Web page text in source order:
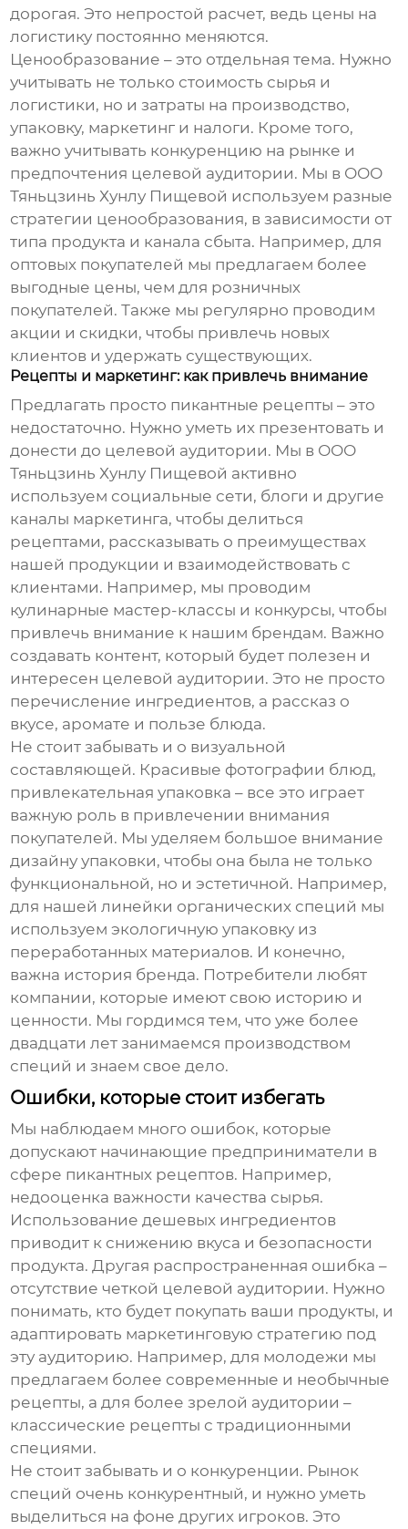
дорогая. Это непростой расчет, ведь цены на
логистику постоянно меняются.
Ценообразование – это отдельная тема. Нужно
учитывать не только стоимость сырья и
логистики, но и затраты на производство,
упаковку, маркетинг и налоги. Кроме того,
важно учитывать конкуренцию на рынке и
предпочтения целевой аудитории. Мы в ООО
Тяньцзинь Хунлу Пищевой используем разные
стратегии ценообразования, в зависимости от
типа продукта и канала сбыта. Например, для
оптовых покупателей мы предлагаем более
выгодные цены, чем для розничных
покупателей. Также мы регулярно проводим
акции и скидки, чтобы привлечь новых
клиентов и удержать существующих.
Рецепты и маркетинг: как привлечь внимание
Предлагать просто пикантные рецепты – это
недостаточно. Нужно уметь их презентовать и
донести до целевой аудитории. Мы в ООО
Тяньцзинь Хунлу Пищевой активно
используем социальные сети, блоги и другие
каналы маркетинга, чтобы делиться
рецептами, рассказывать о преимуществах
нашей продукции и взаимодействовать с
клиентами. Например, мы проводим
кулинарные мастер-классы и конкурсы, чтобы
привлечь внимание к нашим брендам. Важно
создавать контент, который будет полезен и
интересен целевой аудитории. Это не просто
перечисление ингредиентов, а рассказ о
вкусе, аромате и пользе блюда.
Не стоит забывать и о визуальной
составляющей. Красивые фотографии блюд,
привлекательная упаковка – все это играет
важную роль в привлечении внимания
покупателей. Мы уделяем большое внимание
дизайну упаковки, чтобы она была не только
функциональной, но и эстетичной. Например,
для нашей линейки органических специй мы
используем экологичную упаковку из
переработанных материалов. И конечно,
важна история бренда. Потребители любят
компании, которые имеют свою историю и
ценности. Мы гордимся тем, что уже более
двадцати лет занимаемся производством
специй и знаем свое дело.
Ошибки, которые стоит избегать
Мы наблюдаем много ошибок, которые
допускают начинающие предприниматели в
сфере пикантных рецептов. Например,
недооценка важности качества сырья.
Использование дешевых ингредиентов
приводит к снижению вкуса и безопасности
продукта. Другая распространенная ошибка –
отсутствие четкой целевой аудитории. Нужно
понимать, кто будет покупать ваши продукты, и
адаптировать маркетинговую стратегию под
эту аудиторию. Например, для молодежи мы
предлагаем более современные и необычные
рецепты, а для более зрелой аудитории –
классические рецепты с традиционными
специями.
Не стоит забывать и о конкуренции. Рынок
специй очень конкурентный, и нужно уметь
выделиться на фоне других игроков. Это